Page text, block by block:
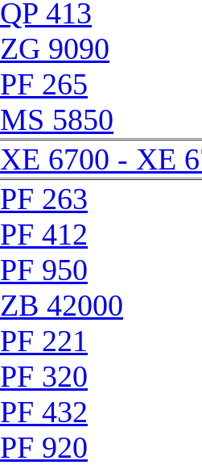
QP 413
ZG 9090
PF 265
MS 5850
XE 6700 - XE
PF 263
PF 412
PF 950
ZB 42000
PF 221
PF 320
PF 432
PF 920